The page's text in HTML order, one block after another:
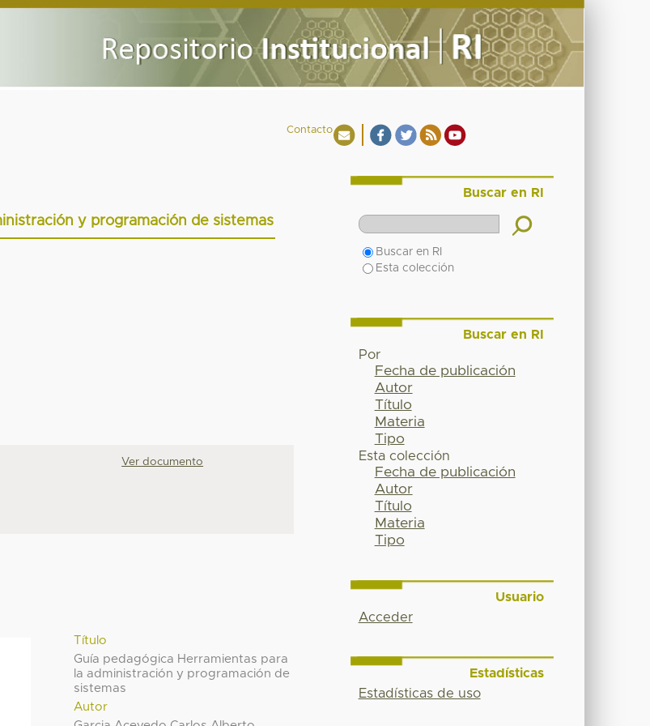
Contacto
y programación de sistemas
Ver documento
Título
Guía pedagógica Herramientas para
la administración y programación de
sistemas
Autor
Buscar en RI
Buscar en RI
Esta colección
Buscar en RI
Por
Fecha de publicación
Autor
Título
Materia
Tipo
Esta colección
Fecha de publicación
Autor
Título
Materia
Tipo
Usuario
Acceder
Estadísticas
Estadísticas de uso